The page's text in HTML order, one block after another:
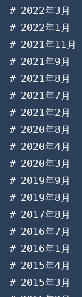
2022年3月
2022年1月
2021年11月
2021年9月
2021年8月
2021年7月
2021年2月
2020年8月
2020年4月
2020年3月
2019年9月
2019年8月
2017年8月
2016年7月
2016年1月
2015年4月
2015年3月